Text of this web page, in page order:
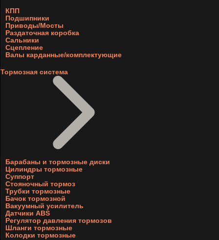
КПП
Подшипники
Приводы/Мосты
Раздаточная коробка
Сальники
Сцепление
Валы карданные/комплектующие
Тормозная система
Барабаны и тормозные диски
Цилиндры тормозные
Суппорт
Стояночный тормоз
Трубки тормозные
Бачок тормозной
Вакуумный усилитель
Датчики ABS
Регулятор давления тормозов
Шланги тормозные
Колодки тормозные